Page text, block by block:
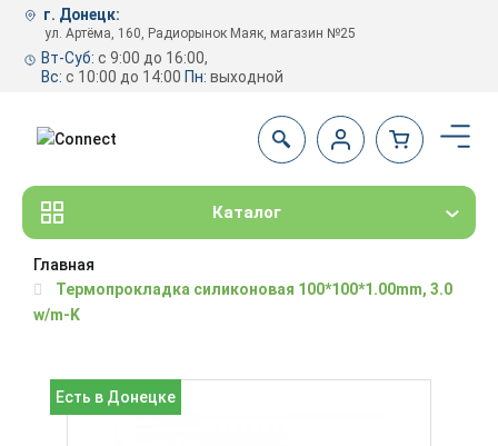
г. Донецк:
ул. Артёма, 160, Радиорынок Маяк, магазин №25
Вт-Суб: с 9:00 до 16:00,
Вс: с 10:00 до 14:00 Пн: выходной
Каталог
Главная
Термопрокладка силиконовая 100*100*1.00mm, 3.0
w/m-K
Есть в Донецке